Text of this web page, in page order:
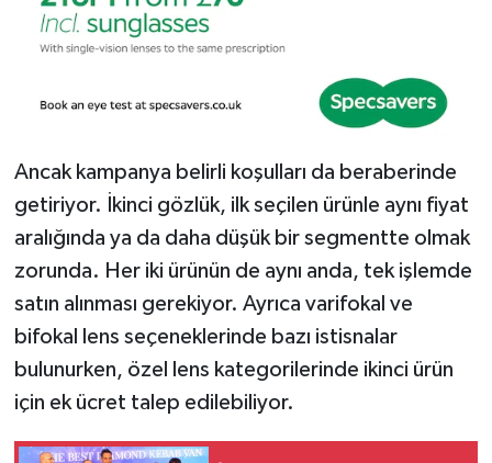
Ancak kampanya belirli koşulları da beraberinde
getiriyor. İkinci gözlük, ilk seçilen ürünle aynı fiyat
aralığında ya da daha düşük bir segmentte olmak
zorunda. Her iki ürünün de aynı anda, tek işlemde
satın alınması gerekiyor. Ayrıca varifokal ve
bifokal lens seçeneklerinde bazı istisnalar
bulunurken, özel lens kategorilerinde ikinci ürün
için ek ücret talep edilebiliyor.